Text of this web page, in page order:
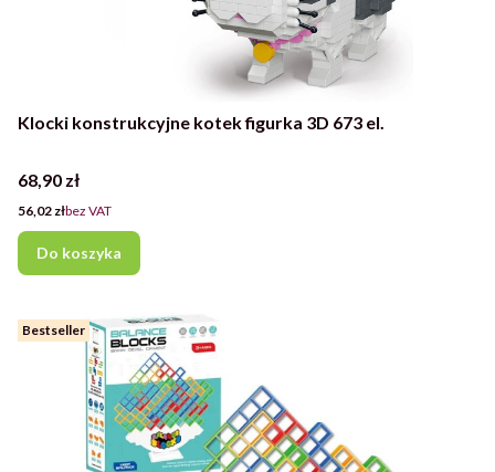
Klocki konstrukcyjne kotek figurka 3D 673 el.
Cena
68,90 zł
Cena
56,02 złbez VAT
Do koszyka
Bestseller